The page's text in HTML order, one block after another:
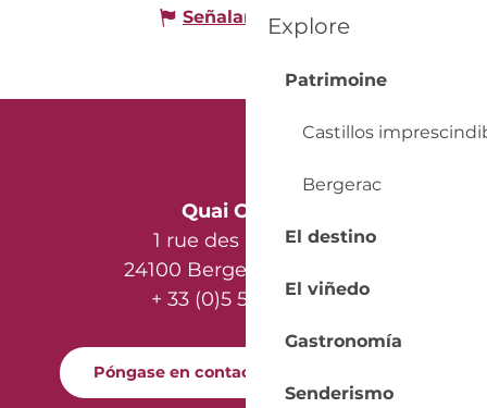
Explore
Patrimoine
Castillos
Bergerac
El destino
El viñedo
Gastronomía
Senderismo
Señalar un error
Quai Cyrano
1 rue des Récollets
24100 Bergerac - France
+ 33 (0)5 53 57 03 11
Póngase en contacto con nosotros